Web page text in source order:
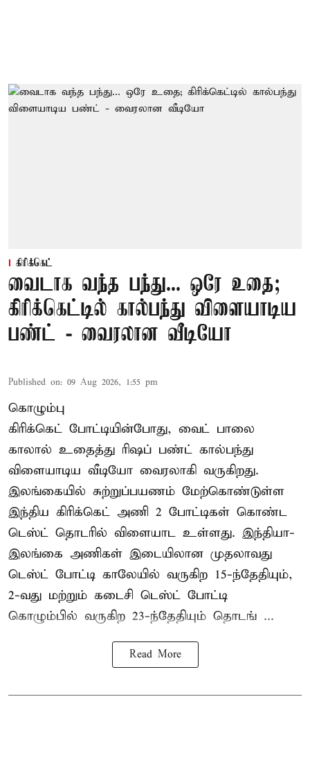
கிரிக்கெட்
வைடாக வந்த பந்து... ஒரே உதை;
கிரிக்கெட்டில் கால்பந்து விளையாடிய
பண்ட் - வைரலான வீடியோ
Published on: 09 Aug 2026, 1:55 pm
கொழும்பு
கிரிக்கெட் போட்டியின்போது, வைட் பாலை
காலால் உதைத்து ரிஷப் பண்ட் கால்பந்து
விளையாடிய வீடியோ வைரலாகி வருகிறது.
இலங்கையில் சுற்றுப்பயணம் மேற்கொண்டுள்ள
இந்திய கிரிக்கெட் அணி 2 போட்டிகள் கொண்ட
டெஸ்ட் தொடரில் விளையாட உள்ளது. இந்தியா-
இலங்கை அணிகள் இடையிலான முதலாவது
டெஸ்ட் போட்டி காலேயில் வருகிற 15-ந்தேதியும்,
2-வது மற்றும் கடைசி டெஸ்ட் போட்டி
கொழும்பில் வருகிற 23-ந்தேதியும் தொடங் ...
Read More